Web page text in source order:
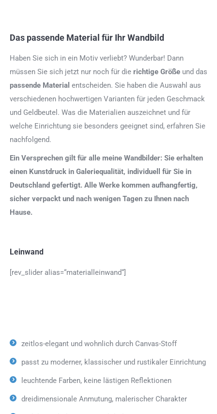
Das passende Material für Ihr Wandbild
Haben Sie sich in ein Motiv verliebt? Wunderbar! Dann
müssen Sie sich jetzt nur noch für die richtige Größe und das
passende Material entscheiden. Sie haben die Auswahl aus
verschiedenen hochwertigen Varianten für jeden Geschmack
und Geldbeutel. Was die Materialien auszeichnet und für
welche Einrichtung sie besonders geeignet sind, erfahren Sie
nachfolgend.
Ein Versprechen gilt für alle meine Wandbilder: Sie erhalten
einen Kunstdruck in Galeriequalität, individuell für Sie in
Deutschland gefertigt. Alle Werke kommen aufhangfertig,
sicher verpackt und nach wenigen Tagen zu Ihnen nach
Hause.
Leinwand
[rev_slider alias=“materialleinwand“]
zeitlos-elegant und wohnlich durch Canvas-Stoff
passt zu moderner, klassischer und rustikaler Einrichtung
leuchtende Farben, keine lästigen Reflektionen
dreidimensionale Anmutung, malerischer Charakter